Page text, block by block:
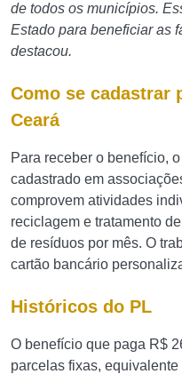
de todos os municípios.
Estado para beneficiar as
destacou.
Como se cadastrar
Ceará
Para receber o benefício,
cadastrado em
comprovem atividades
reciclagem e tratamento
de resíduos por mês. O
cartão bancário
Históricos do PL
O benefício que paga R$
parcelas fixas,